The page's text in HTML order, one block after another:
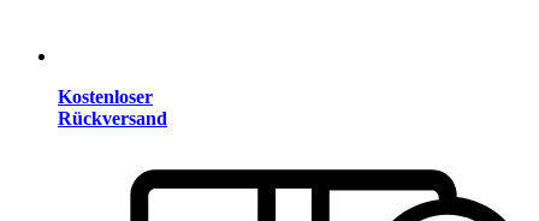
Kostenloser
Rückversand